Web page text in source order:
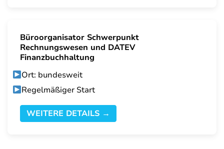
Büroorganisator Schwerpunkt
Rechnungswesen und DATEV
Finanzbuchhaltung
Ort: bundesweit
Regelmäßiger Start
WEITERE DETAILS →